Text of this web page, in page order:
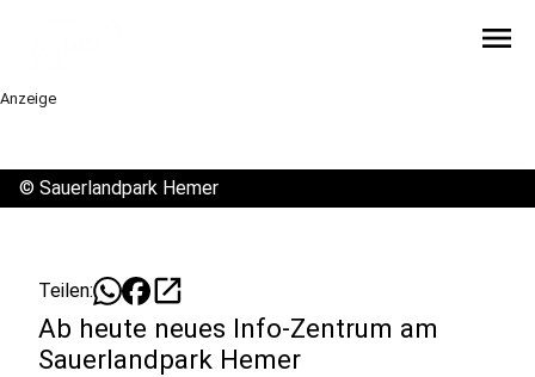
menu
Anzeige
© Sauerlandpark Hemer
Teilen: open_in_new
Ab heute neues Info-Zentrum am
Sauerlandpark Hemer